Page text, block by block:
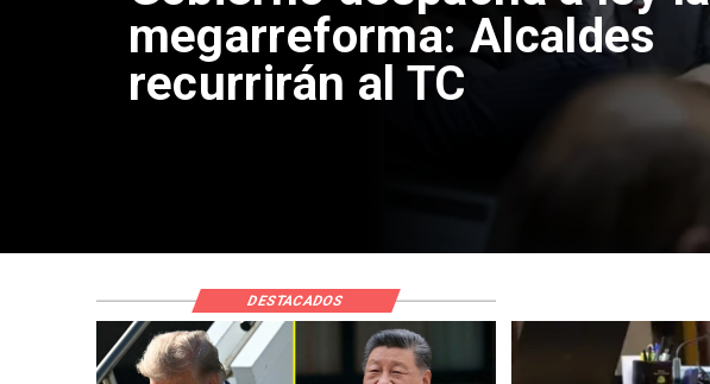
megarreforma: Alcaldes
recurrirán al TC
DESTACADOS